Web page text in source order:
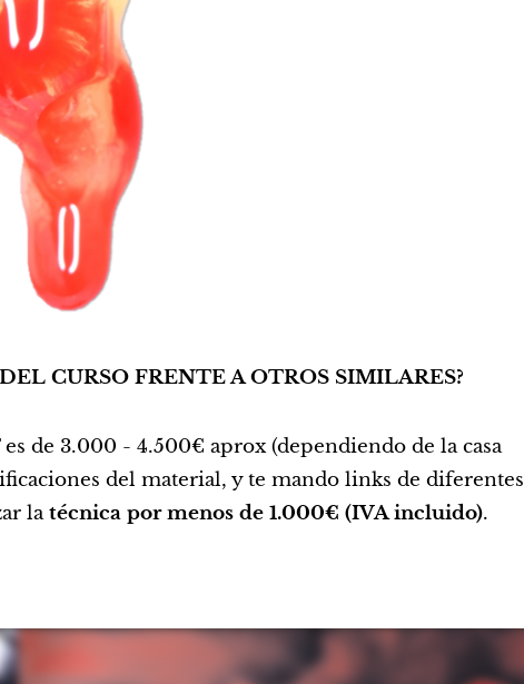
CURSO FRENTE A OTROS SIMILARES?
de 3.000 - 4.500€ aprox (dependiendo de la casa
del material, y te mando links de diferentes
latécnica por menos de 1.000€ (IVA incluido).